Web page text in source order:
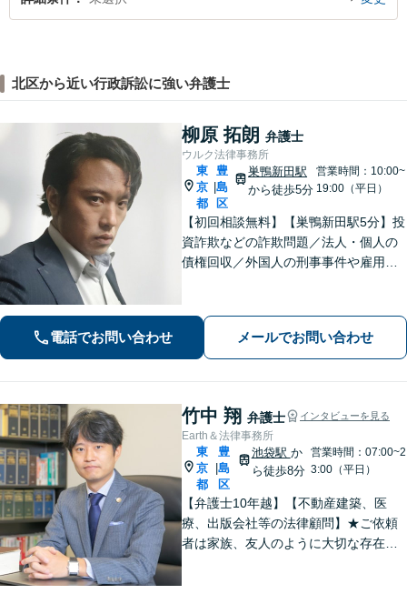
北区から近い行政訴訟に強い弁護士
柳原 拓朗 弁護士
ウルク法律事務所
東
京
都
|
豊
島
区
巣鴨新田駅
から徒歩5分
営業時間：10:00~
19:00（平日）
【初回相談無料】【巣鴨新田駅5分】投
資詐欺などの詐欺問題／法人・個人の
債権回収／外国人の刑事事件や雇用問
を1日でも早く解消できるよう尽力しま
す。お気軽にご相談ください【Web相
談可】
電話でお問い合わせ メールでお問い合わせ
竹中 翔 弁護士 インタビューを見る
Earth＆法律事務所
東
京
都
豊
島
区
池袋駅 か
ら徒歩8分
営業時間：07:00~2
3:00（平日）
【弁護士10年越】【不動産建築、医
療、出版会社等の法律顧問】★ご依頼
者は家族、友人のように大切な存在と